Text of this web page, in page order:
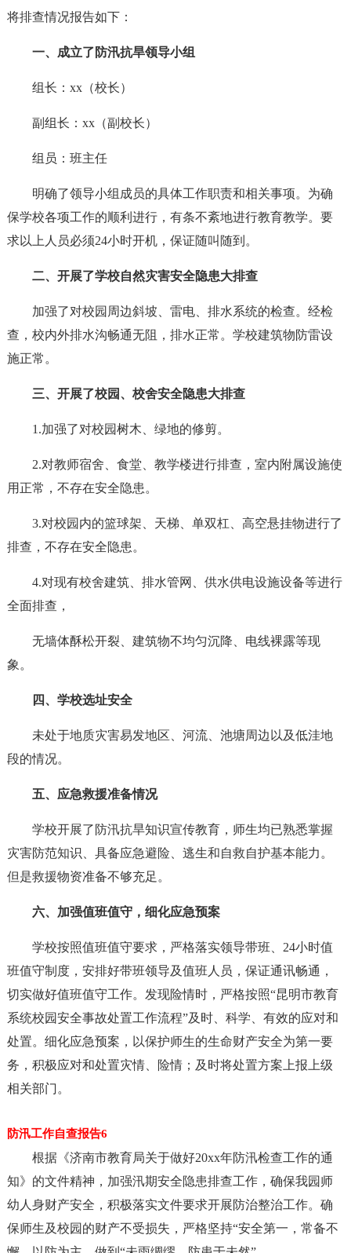
将排查情况报告如下：
一、成立了防汛抗旱领导小组
组长：xx（校长）
副组长：xx（副校长）
组员：班主任
明确了领导小组成员的具体工作职责和相关事项。为确
保学校各项工作的顺利进行，有条不紊地进行教育教学。要
求以上人员必须24小时开机，保证随叫随到。
二、开展了学校自然灾害安全隐患大排查
加强了对校园周边斜坡、雷电、排水系统的检查。经检
查，校内外排水沟畅通无阻，排水正常。学校建筑物防雷设
施正常。
三、开展了校园、校舍安全隐患大排查
1.加强了对校园树木、绿地的修剪。
2.对教师宿舍、食堂、教学楼进行排查，室内附属设施使
用正常，不存在安全隐患。
3.对校园内的篮球架、天梯、单双杠、高空悬挂物进行了
排查，不存在安全隐患。
4.对现有校舍建筑、排水管网、供水供电设施设备等进行
全面排查，
无墙体酥松开裂、建筑物不均匀沉降、电线裸露等现
象。
四、学校选址安全
未处于地质灾害易发地区、河流、池塘周边以及低洼地
段的情况。
五、应急救援准备情况
学校开展了防汛抗旱知识宣传教育，师生均已熟悉掌握
灾害防范知识、具备应急避险、逃生和自救自护基本能力。
但是救援物资准备不够充足。
六、加强值班值守，细化应急预案
学校按照值班值守要求，严格落实领导带班、24小时值
班值守制度，安排好带班领导及值班人员，保证通讯畅通，
切实做好值班值守工作。发现险情时，严格按照“昆明市教育
系统校园安全事故处置工作流程”及时、科学、有效的应对和
处置。细化应急预案，以保护师生的生命财产安全为第一要
务，积极应对和处置灾情、险情；及时将处置方案上报上级
相关部门。
防汛工作自查报告6
根据《济南市教育局关于做好20xx年防汛检查工作的通
知》的文件精神，加强汛期安全隐患排查工作，确保我园师
幼人身财产安全，积极落实文件要求开展防治整治工作。确
保师生及校园的财产不受损失，严格坚持“安全第一，常备不